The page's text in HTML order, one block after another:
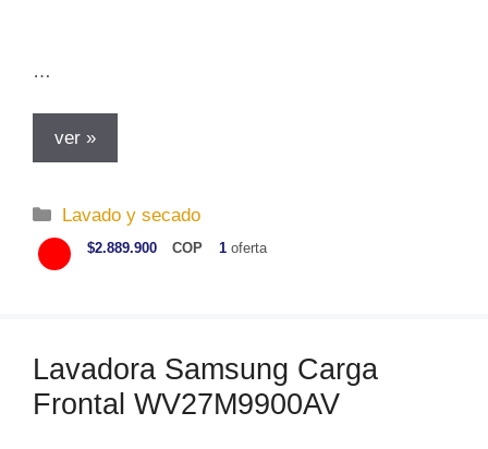
…
ver »
C
a
t
r
í
Lavado y secado
$2.889.900 COP 1 oferta
Lavadora Samsung Carga
Frontal WV27M9900AV